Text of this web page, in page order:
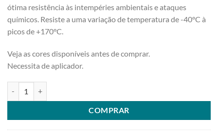
ótima resistência às intempéries ambientais e ataques
químicos. Resiste a uma variação de temperatura de -40°C à
picos de +170°C.
Veja as cores disponíveis antes de comprar.
Necessita de aplicador.
COMPRAR